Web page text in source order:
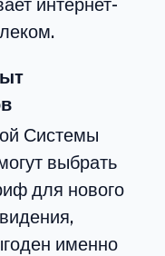
Системы
выбрать
для нового
именно